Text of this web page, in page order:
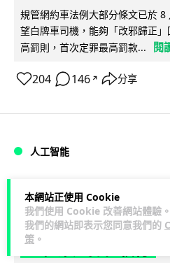
本網站正使用 Cookie
我們使用 Cookie 改善網站體驗
我們的網站即表示您同意我們的
策 。
規管網約車法例大部分條文已於
望白牌車司機，能夠「改邪歸正
高罰則，首次定罪最高罰款...
閱
204 146 ↗ 分享
人工智能
Lawton 1 日
白宮拒測中國開放
全框架選擇性執行